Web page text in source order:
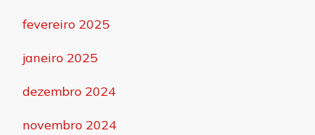
fevereiro 2025
janeiro 2025
dezembro 2024
novembro 2024